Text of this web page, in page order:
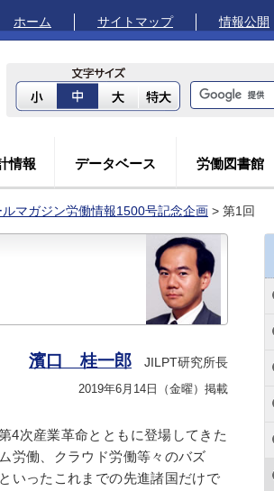
ホーム サイトマップ 情報公開
情報 データベース 労働図書館
ルマガジン労働情報1500号記念企画 > 第1回
濱口 桂一郎 JILPT研究所長
2019年6月14日（金曜）掲載
4次産業革命とともに登場してきた
労働、クラウド労働等々のバズ
いったこれまでの先進諸国だけで